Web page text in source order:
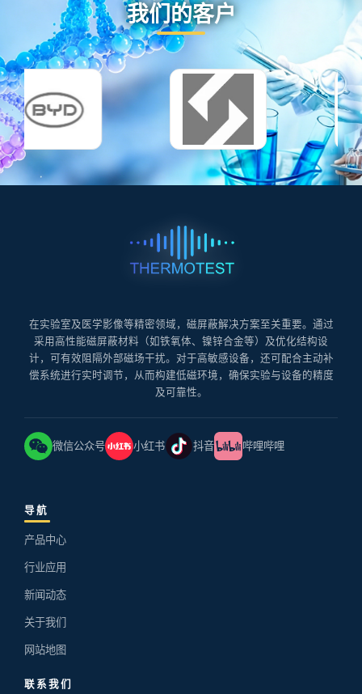
我们的客户
在实验室及医学影像等精密领域，磁屏蔽解决方案至关重要。通过
采用高性能磁屏蔽材料（如铁氧体、镍锌合金等）及优化结构设
计，可有效阻隔外部磁场干扰。对于高敏感设备，还可配合主动补
偿系统进行实时调节，从而构建低磁环境，确保实验与设备的精度
及可靠性。
微信公众号 小红书 抖音 哔哩哔哩
导航
产品中心
行业应用
新闻动态
关于我们
网站地图
联系我们